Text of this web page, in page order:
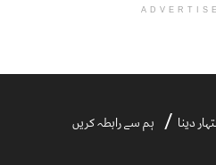
دینا ہم سے رابطہ کریں